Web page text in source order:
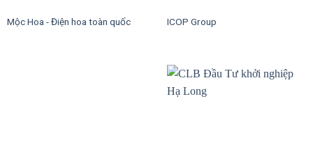
Mộc Hoa - Điện hoa toàn quốc ICOP Group